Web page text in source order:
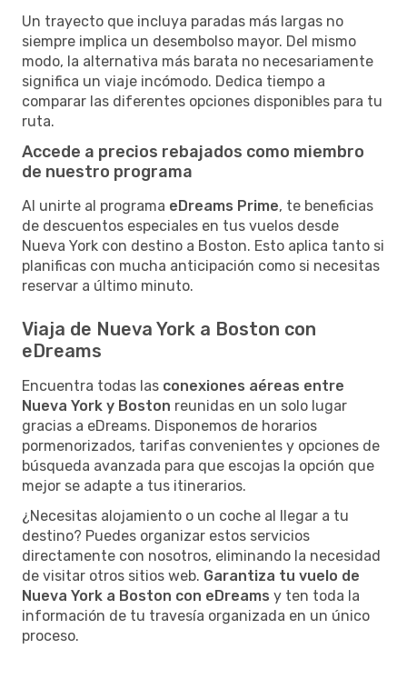
Un trayecto que incluya paradas más largas no
siempre implica un desembolso mayor. Del mismo
modo, la alternativa más barata no necesariamente
significa un viaje incómodo. Dedica tiempo a
comparar las diferentes opciones disponibles para tu
ruta.
Accede a precios rebajados como miembro
de nuestro programa
Al unirte al programa eDreams Prime, te beneficias
de descuentos especiales en tus vuelos desde
Nueva York con destino a Boston. Esto aplica tanto si
planificas con mucha anticipación como si necesitas
reservar a último minuto.
Viaja de Nueva York a Boston con
eDreams
Encuentra todas las conexiones aéreas entre
Nueva York y Boston reunidas en un solo lugar
gracias a eDreams. Disponemos de horarios
pormenorizados, tarifas convenientes y opciones de
búsqueda avanzada para que escojas la opción que
mejor se adapte a tus itinerarios.
¿Necesitas alojamiento o un coche al llegar a tu
destino? Puedes organizar estos servicios
directamente con nosotros, eliminando la necesidad
de visitar otros sitios web. Garantiza tu vuelo de
Nueva York a Boston con eDreams y ten toda la
información de tu travesía organizada en un único
proceso.